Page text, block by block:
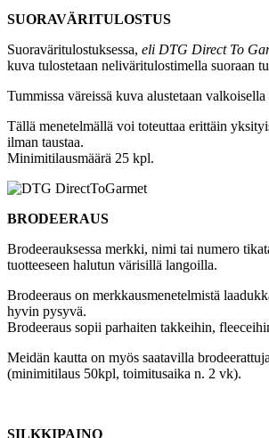
SUORAVÄRITULOSTUS
Suoraväritulostuksessa, eli DTG Direct To
kuva tulostetaan neliväritulostimella suoraan
Tummissa väreissä kuva alustetaan
Tällä menetelmällä voi toteuttaa erittäin
ilman taustaa.
Minimitilausmäärä 25 kpl.
BRODEERAUS
Brodeerauksessa merkki, nimi tai numero
tuotteeseen halutun värisillä langoilla.
Brodeeraus on merkkausmenetelmistä
hyvin pysyvä.
Brodeeraus sopii parhaiten takkeihin,
Meidän kautta on myös saatavilla
(minimitilaus 50kpl, toimitusaika n. 2 vk).
SILKKIPAINO